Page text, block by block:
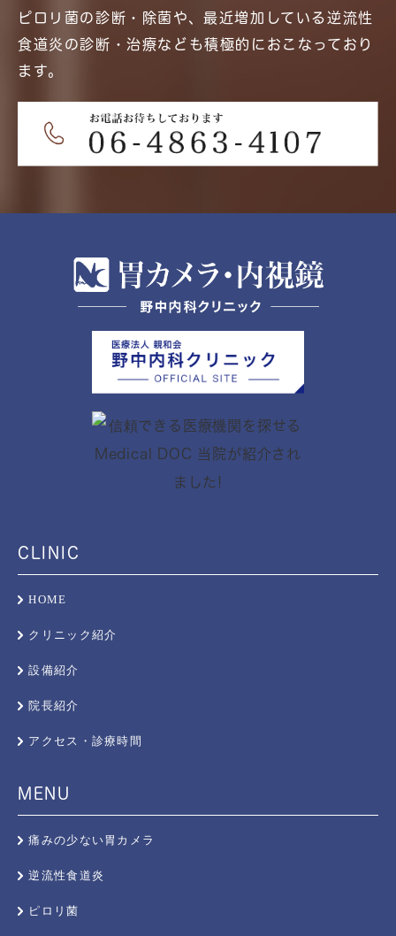
ピロリ菌の診断・除菌や、最近増加している逆流性
食道炎の診断・治療なども積極的におこなっており
ます。
CLINIC
HOME
クリニック紹介
設備紹介
院長紹介
アクセス・診療時間
MENU
痛みの少ない胃カメラ
逆流性食道炎
ピロリ菌